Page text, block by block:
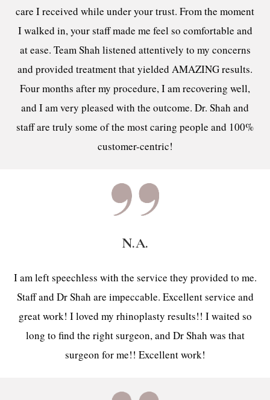
care I received while under your trust. From the moment
I walked in, your staff made me feel so comfortable and
at ease. Team Shah listened attentively to my concerns
and provided treatment that yielded AMAZING results.
Four months after my procedure, I am recovering well,
and I am very pleased with the outcome. Dr. Shah and
staff are truly some of the most caring people and 100%
customer-centric!
N.A.
I am left speechless with the service they provided to me.
Staff and Dr Shah are impeccable. Excellent service and
great work! I loved my rhinoplasty results!! I waited so
long to find the right surgeon, and Dr Shah was that
surgeon for me!! Excellent work!